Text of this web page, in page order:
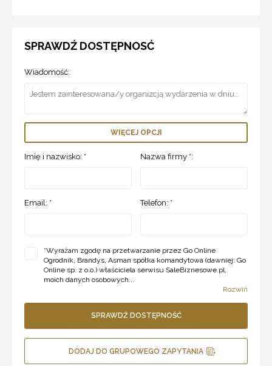
SPRAWDŹ DOSTĘPNOSĆ
Wiadomość:
WIĘCEJ OPCJI
Imię i nazwisko: * Nazwa firmy *:
Email: * Telefon: *
*Wyrażam zgodę na przetwarzanie przez Go Online
Ogrodnik, Brandys, Asman spółka komandytowa (dawniej: Go
Online sp. z o.o.) właściciela serwisu SaleBiznesowe.pl,
moich danych osobowych...
Rozwiń
SPRAWDŹ DOSTĘPNOŚĆ
DODAJ DO GRUPOWEGO ZAPYTANIA